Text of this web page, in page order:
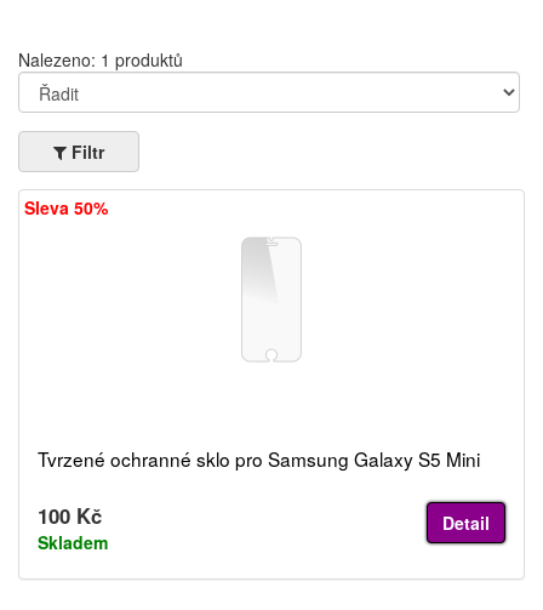
Nalezeno: 1 produktů
Filtr
Sleva 50%
Tvrzené ochranné sklo pro Samsung Galaxy S5 Mini
100 Kč
Skladem
Detail